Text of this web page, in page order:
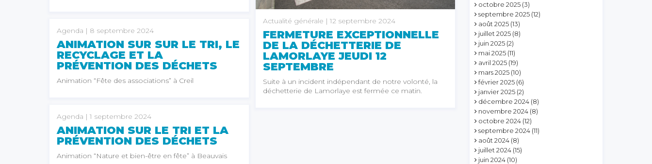
Actualité générale | 12 septembre 2024
FERMETURE EXCEPTIONNELLE
DE LA DÉCHETTERIE DE
LAMORLAYE JEUDI 12
SEPTEMBRE
Suite à un incident indépendant de notre volonté, la
déchetterie de Lamorlaye est fermée ce matin.
Agenda | 8 septembre 2024
ANIMATION SUR SUR LE TRI, LE
RECYCLAGE ET LA
PRÉVENTION DES DÉCHETS
Animation “Fête des associations” à Creil
Agenda | 1 septembre 2024
ANIMATION SUR LE TRI ET LA
PRÉVENTION DES DÉCHETS
Animation “Nature et bien-être en fête” à Beauvais
octobre 2025 (3)
septembre 2025 (12)
août 2025 (13)
juillet 2025 (8)
juin 2025 (2)
mai 2025 (11)
avril 2025 (19)
mars 2025 (10)
février 2025 (6)
janvier 2025 (2)
décembre 2024 (8)
novembre 2024 (8)
octobre 2024 (12)
septembre 2024 (11)
août 2024 (8)
juillet 2024 (15)
juin 2024 (10)